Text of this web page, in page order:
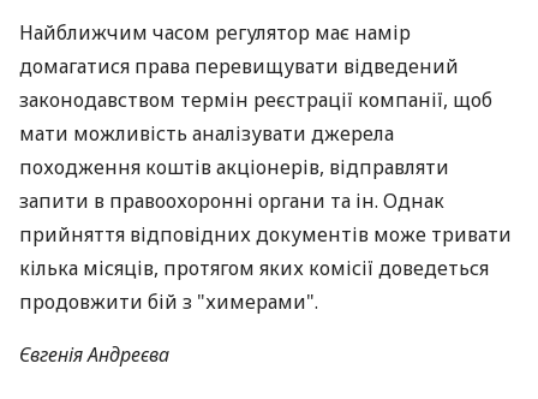
Найближчим часом регулятор має намір
домагатися права перевищувати відведений
законодавством термін реєстрації компанії, щоб
мати можливість аналізувати джерела
походження коштів акціонерів, відправляти
запити в правоохоронні органи та ін. Однак
прийняття відповідних документів може тривати
кілька місяців, протягом яких комісії доведеться
продовжити бій з "химерами".
Євгенія Андреєва